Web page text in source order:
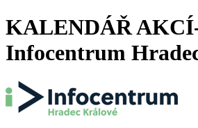
KALENDÁŘ
Infocentrum